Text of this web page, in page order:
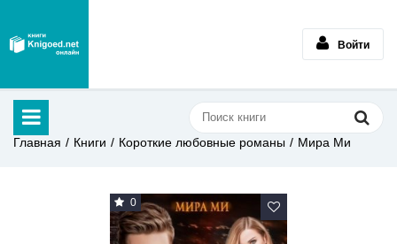
Войти
Главная Книги Короткие любовные романы Мира Ми
0